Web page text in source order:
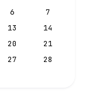
6
7
13
14
20
21
27
28